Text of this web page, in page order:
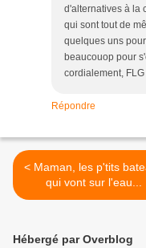
d'alternatives à la
qui sont tout de
quelques uns
beaucouop pour
cordialement, FLG
Répondre
< Maman, les p'tits bateaux
qui vont sur l'eau...
Hébergé par Overblog